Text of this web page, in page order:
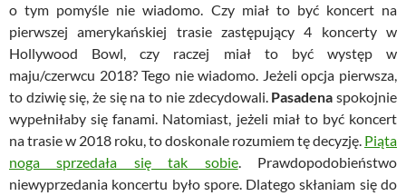
o tym pomyśle nie wiadomo. Czy miał to być koncert na
pierwszej amerykańskiej trasie zastępujący 4 koncerty w
Hollywood Bowl, czy raczej miał to być występ w
maju/czerwcu 2018? Tego nie wiadomo. Jeżeli opcja pierwsza,
to dziwię się, że się na to nie zdecydowali. Pasadena spokojnie
wypełniłaby się fanami. Natomiast, jeżeli miał to być koncert
na trasie w 2018 roku, to doskonale rozumiem tę decyzję. Piąta
noga sprzedała się tak sobie. Prawdopodobieństwo
niewyprzedania koncertu było spore. Dlatego skłaniam się do